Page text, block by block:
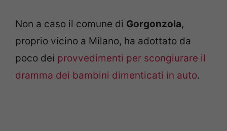
Non a caso il comune di Gorgonzola,
proprio vicino a Milano, ha adottato da
poco dei provvedimenti per scongiurare il
dramma dei bambini dimenticati in auto.